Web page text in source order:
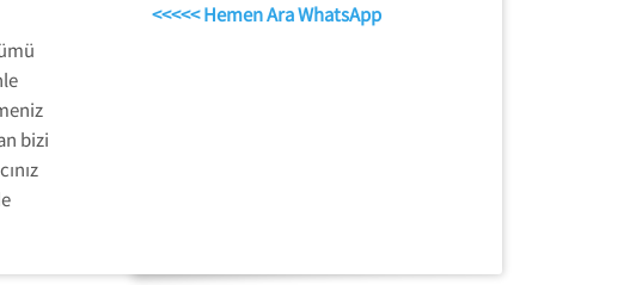
bizi
<<<<< Hemen Ara WhatsApp